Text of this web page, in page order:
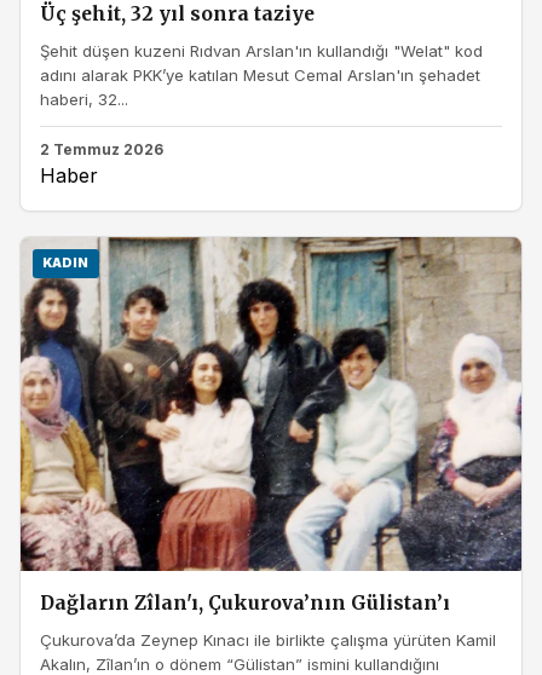
Üç şehit, 32 yıl sonra taziye
Şehit düşen kuzeni Rıdvan Arslan'ın kullandığı "Welat" kod
adını alarak PKK’ye katılan Mesut Cemal Arslan'ın şehadet
haberi, 32...
2 Temmuz 2026
Haber
KADIN
Dağların Zîlan'ı, Çukurova’nın Gülistan’ı
Çukurova’da Zeynep Kınacı ile birlikte çalışma yürüten Kamil
Akalın, Zîlan’ın o dönem “Gülistan” ismini kullandığını